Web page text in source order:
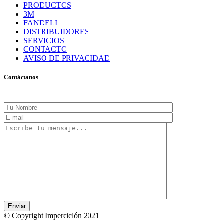
PRODUCTOS
3M
FANDELI
DISTRIBUIDORES
SERVICIOS
CONTACTO
AVISO DE PRIVACIDAD
Contáctanos
© Copyright Imperciclón 2021